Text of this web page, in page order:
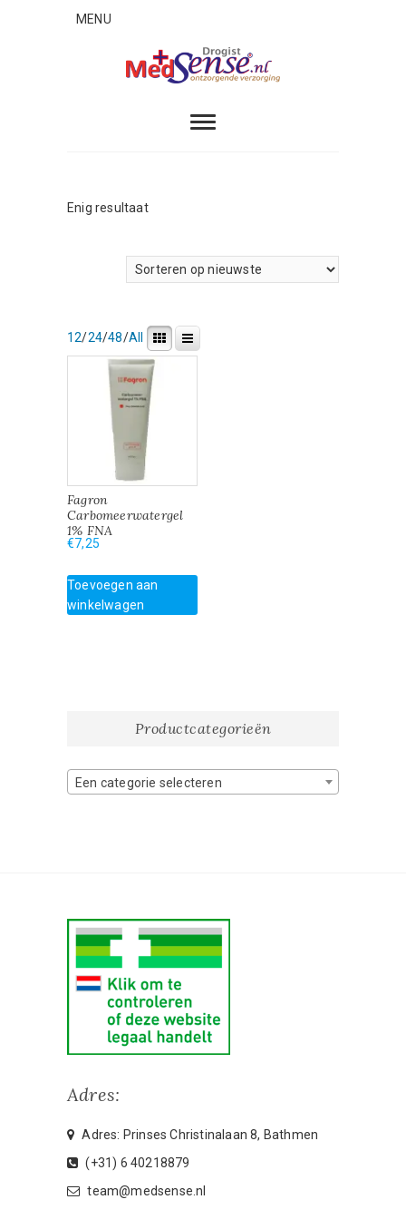
MENU
Enig resultaat
12/24/48/All
Fagron
Carbomeerwatergel
1% FNA
€7,25
Toevoegen aan
winkelwagen
Productcategorieën
Een categorie selecteren
Adres:
Adres: Prinses Christinalaan 8, Bathmen
(+31) 6 40218879
team@medsense.nl